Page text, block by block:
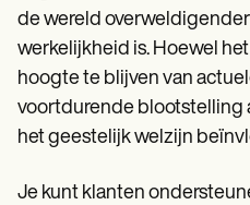
de wereld
werkelijkheid is. Hoewel
hoogte te blijven van
voortdurende blootstelling
het geestelijk welzijn
Je kunt klanten